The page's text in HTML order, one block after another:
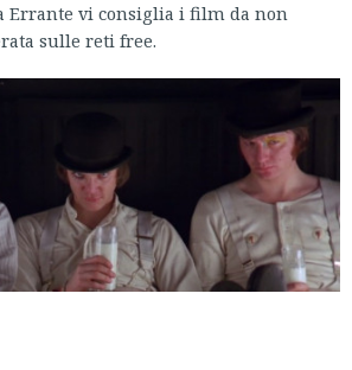
Errante vi consiglia i film da non
sulle reti free.